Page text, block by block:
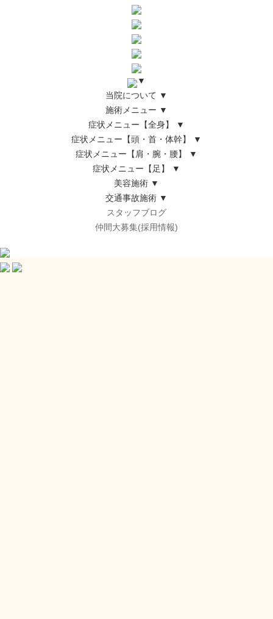
▼
当院について ▼
施術メニュー ▼
症状メニュー【全身】
▼
症状メニュー【頭・首・体幹】
▼
症状メニュー【肩・腕・腰】
▼
症状メニュー【足】
▼
美容施術 ▼
交通事故施術 ▼
スタッフブログ
仲間大募集(採用情報)